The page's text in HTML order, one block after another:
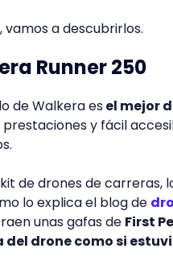
vamos a descubrirlos.
Runner 250
de Walkera esel mejor
y fácil
de drones de carreras,
lo explica el blog de
unas gafas de First
drone como si